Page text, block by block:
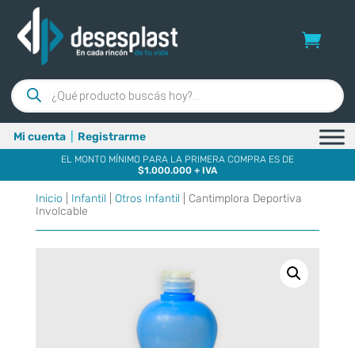
Búsqueda
de
productos
Mi cuenta Registrarme
EL MONTO MÍNIMO PARA LA PRIMERA COMPRA ES DE
$1.000.000 + IVA
Inicio Infantil Otros Infantil | Cantimplora Deportiva
Involcable